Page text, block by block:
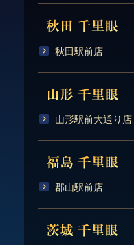
秋田駅前店
山形駅前大通り店
郡山駅前店